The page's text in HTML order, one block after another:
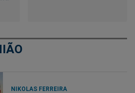
NIKOLAS FERREIRA